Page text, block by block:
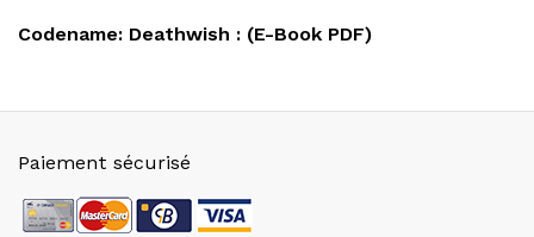
Post
Codename: Deathwish : (E-Book PDF)
Paiement sécurisé